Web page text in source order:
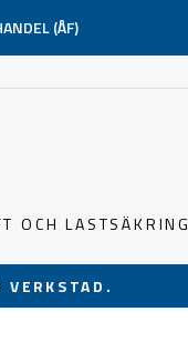
(ÅF)
OCH LASTSÄKRING